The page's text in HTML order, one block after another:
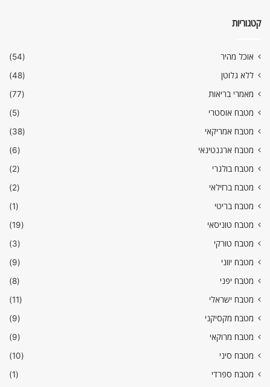
קטגוריות
אוכל מהיר
(54)
ללא גלוטן
(48)
מאמרי בריאות
(77)
מטבח אוסטרי
(5)
מטבח אמריקאי
(38)
מטבח ארגנטינאי
(6)
מטבח בולגרי
(2)
מטבח ברזילאי
(2)
מטבח בריטי
(1)
מטבח טוניסאי
(19)
מטבח טורקי
(3)
מטבח יווני
(9)
מטבח יפני
(8)
מטבח ישראלי
(11)
מטבח מקסיקני
(9)
מטבח מרוקאי
(9)
מטבח סיני
(10)
מטבח ספרדי
(1)